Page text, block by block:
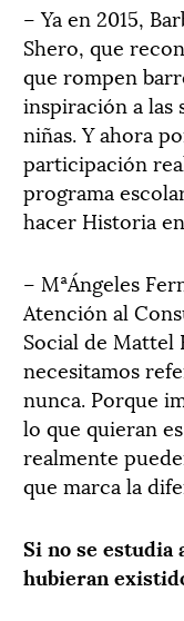
– Ya en 2015,
Shero, que
que rompen
inspiración a las
niñas. Y ahora
participación
programa
hacer Historia
– MªÁngeles
Atención al
Social de Mattel
necesitamos
nunca. Porque
lo que quieran
realmente
que marca la
Si no se estudia
hubieran